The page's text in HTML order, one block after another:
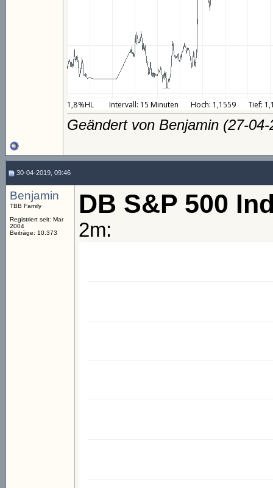
Geändert von Benjamin (27-
30-04-2019, 09:46
Benjamin
TBB Family
Registriert seit: Mar
2004
Beiträge: 10.373
DB S&P 500
2m: